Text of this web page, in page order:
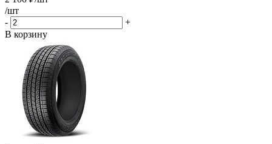
/шт
-
+
В корзину